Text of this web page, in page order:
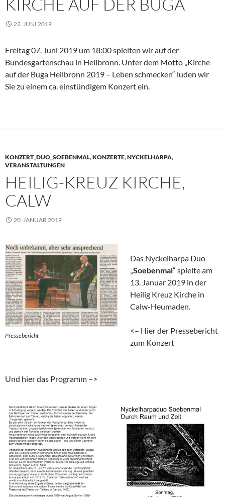
KIRCHE AUF DER BUGA
22. JUNI 2019
Freitag 07. Juni 2019 um 18:00 spielten wir auf der
Bundesgartenschau in Heilbronn. Unter dem Motto „Kirche
auf der Buga Heilbronn 2019 – Leben schmecken“ luden wir
Sie zu einem ca. einstündigem Konzert ein.
KONZERT_DUO_SOEBENMAL,KONZERTE,NYCKELHARPA,
VERANSTALTUNGEN
HEILIG-KREUZ KIRCHE,
CALW
20. JANUAR 2019
Pressebericht
Das Nyckelharpa Duo
„Soebenmal“ spielte am
13. Januar 2019 in der
Heilig Kreuz Kirche in
Calw-Heumaden.
<– Hier der Pressebericht
zum Konzert
Und hier das Programm –>